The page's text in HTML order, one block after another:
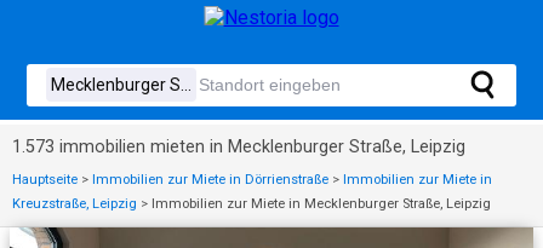
1.573 immobilien mieten in Mecklenburger Straße, Leipzig
Hauptseite > Immobilien zur Miete in Dörrienstraße > Immobilien zur Miete in
Kreuzstraße, Leipzig > Immobilien zur Miete in Mecklenburger Straße, Leipzig